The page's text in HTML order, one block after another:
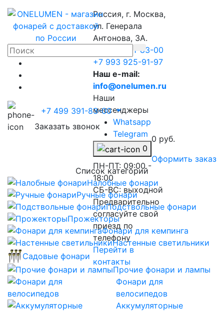
Россия, г. Москва,
ул. Генерала
Антонова, 3А.
+7 499 391-83-00
+7 993 925-91-97
Наш e-mail:
info@onelumen.ru
Наши
мессенджеры
Whatsapp
Telegram
Skype
ПН-ПТ: 09:00 -
18:00
СБ-ВС: выходной
Предварительно
согласуйте свой
приезд по
телефону
Перейти в
контакты
+7 499 391-83-00
Заказать звонок
0
0 руб.
Оформить заказ
Список категорий
Налобные фонари
Ручные фонари
Подствольные фонари
Прожекторы
Фонари для кемпинга
Настенные светильники
Садовые фонари
Прочие фонари и лампы
Фонари для
велосипедов
Аккумуляторные